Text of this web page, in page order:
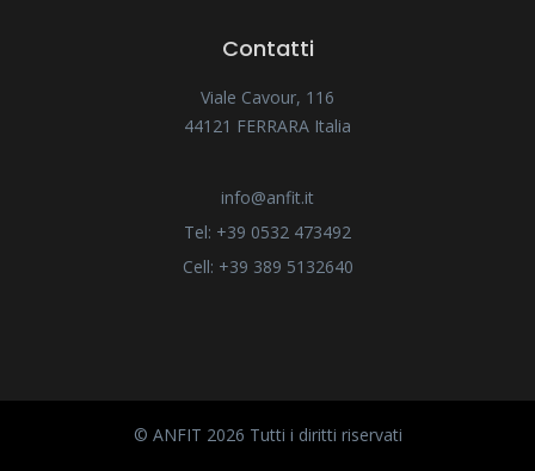
Contatti
Viale Cavour, 116
44121 FERRARA Italia
info@anfit.it
Tel: +39 0532 473492
Cell: +39 389 5132640
© ANFIT 2026 Tutti i diritti riservati